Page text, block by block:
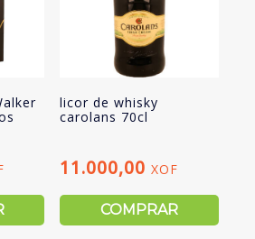
licor de whisky
carolans 70cl
11.000,00XOF
COMPRAR